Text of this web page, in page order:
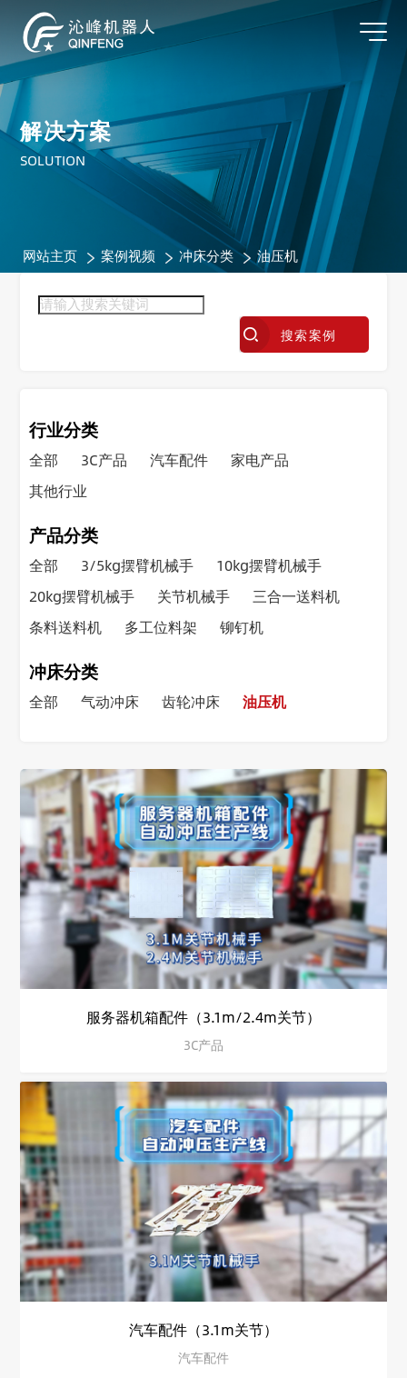
解决方案
SOLUTION
网站主页 案例视频 冲床分类 油压机
搜索案例
行业分类
全部 3C产品 汽车配件
家电产品
其他行业
产品分类
全部 3/5kg摆臂机械手
10kg摆臂机械手
20kg摆臂机械手
关节机械手
三合一送料机
条料送料机
多工位料架 铆钉机
冲床分类
全部 气动冲床 齿轮冲床 油压机
服务器机箱配件（3.1m/2.4m关节）
3C产品
汽车配件（3.1m关节）
汽车配件